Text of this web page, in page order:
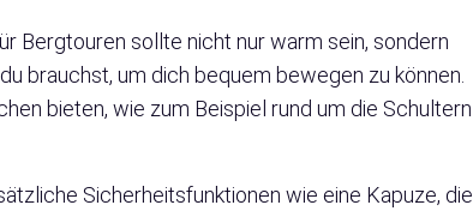
Bergtouren sollte nicht nur warm sein, sondern
brauchst, um dich bequem bewegen zu können.
bieten, wie zum Beispiel rund um die Schultern
Sicherheitsfunktionen wie eine Kapuze, die